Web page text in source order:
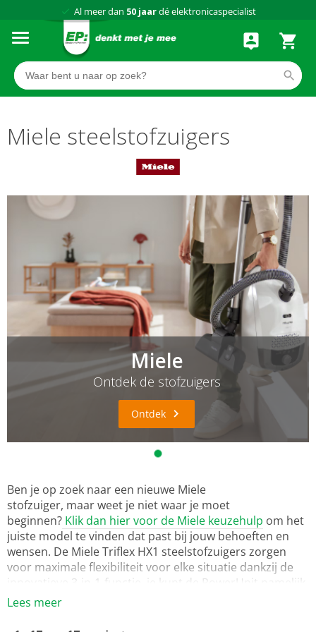
Al meer dan 50 jaardé elektronicaspecialist
Miele steelstofzuigers
Miele
Ontdek de stofzuigers
Ontdek
Ben je op zoek naar een nieuwe Miele
stofzuiger, maar weet je niet waar je moet
beginnen? Klik dan hier voor de Miele keuzehulp om het
juiste model te vinden dat past bij jouw behoeften en
wensen. De Miele Triflex HX1 steelstofzuigers zorgen
voor maximale flexibiliteit voor elke situatie dankzij de
innovatieve 3-in-1-functie, je kunt de PowerUnit namelijk
bovenaan of onderaan aanbrengen. Ook solo kan de
Lees meer